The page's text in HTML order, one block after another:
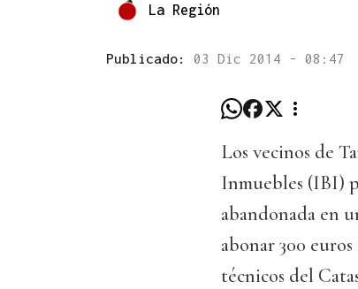
La Región
Publicado: 03 Dic 2014 - 08:47
Los vecinos de
Inmuebles (IBI)
abandonada en
abonar 300
técnicos del